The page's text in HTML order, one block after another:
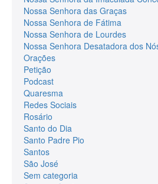
Nossa Senhora das Graças
Nossa Senhora de Fátima
Nossa Senhora de Lourdes
Nossa Senhora Desatadora dos
Orações
Petição
Podcast
Quaresma
Redes Sociais
Rosário
Santo do Dia
Santo Padre Pio
Santos
São José
Sem categoria